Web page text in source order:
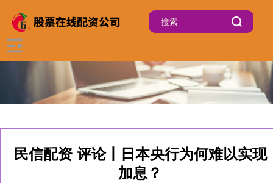
民信配资 评论丨日本央行为何难以实现
加息？